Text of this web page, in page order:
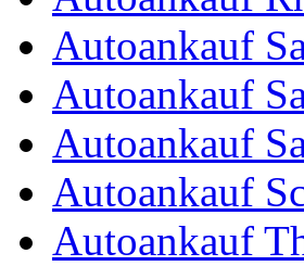
Autoankauf
Autoankauf
Autoankauf
Autoankauf
Autoankauf